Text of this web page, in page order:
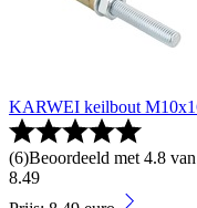
KARWEI keilbout
(6)Beoordeeld met 4.8
8.49